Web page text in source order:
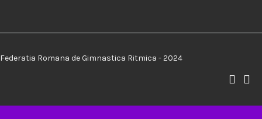
Federatia Romana de Gimnastica Ritmica - 2024